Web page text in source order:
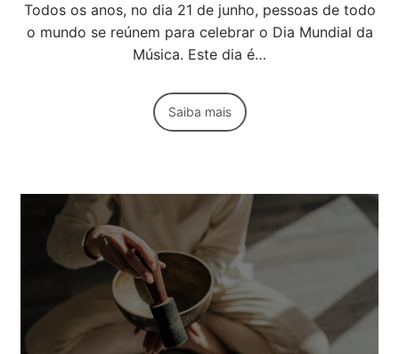
Todos os anos, no dia 21 de junho, pessoas de todo
o mundo se reúnem para celebrar o Dia Mundial da
Música. Este dia é…
Saiba mais